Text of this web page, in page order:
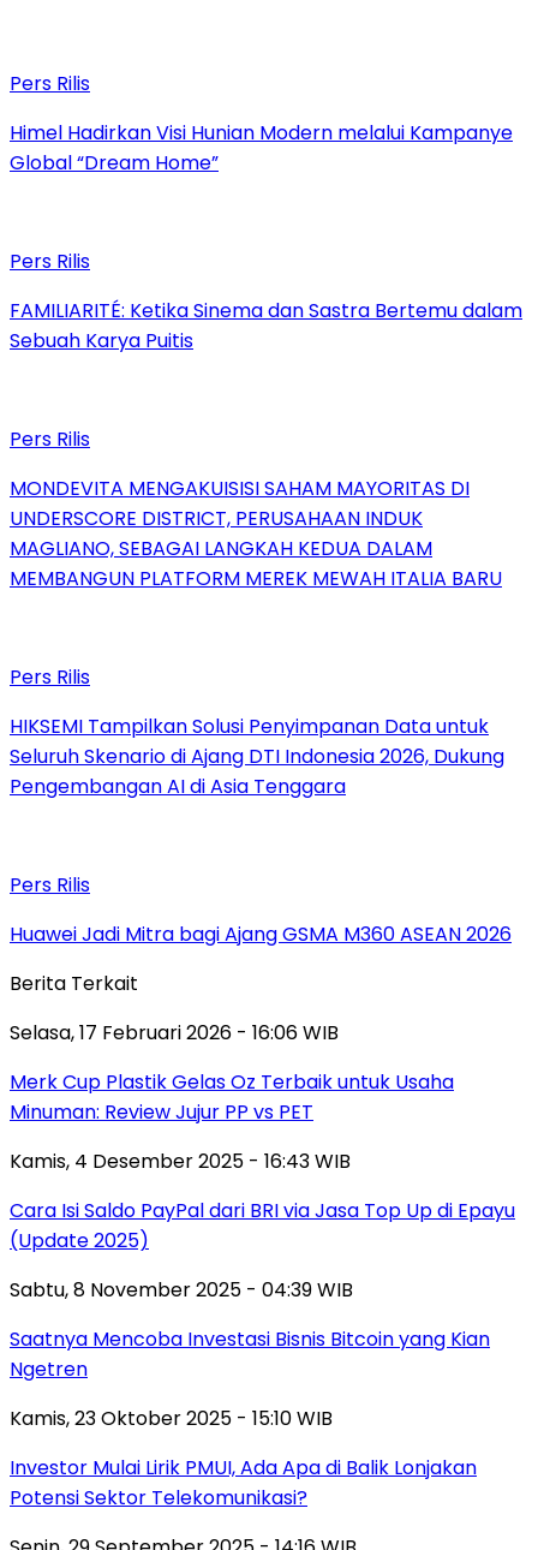
Pers Rilis
Himel Hadirkan Visi Hunian Modern melalui Kampanye
Global “Dream Home”
Pers Rilis
FAMILIARITÉ: Ketika Sinema dan Sastra Bertemu dalam
Sebuah Karya Puitis
Pers Rilis
MONDEVITA MENGAKUISISI SAHAM MAYORITAS DI
UNDERSCORE DISTRICT, PERUSAHAAN INDUK
MAGLIANO, SEBAGAI LANGKAH KEDUA DALAM
MEMBANGUN PLATFORM MEREK MEWAH ITALIA BARU
Pers Rilis
HIKSEMI Tampilkan Solusi Penyimpanan Data untuk
Seluruh Skenario di Ajang DTI Indonesia 2026, Dukung
Pengembangan AI di Asia Tenggara
Pers Rilis
Huawei Jadi Mitra bagi Ajang GSMA M360 ASEAN 2026
Berita Terkait
Selasa, 17 Februari 2026 - 16:06 WIB
Merk Cup Plastik Gelas Oz Terbaik untuk Usaha
Minuman: Review Jujur PP vs PET
Kamis, 4 Desember 2025 - 16:43 WIB
Cara Isi Saldo PayPal dari BRI via Jasa Top Up di Epayu
(Update 2025)
Sabtu, 8 November 2025 - 04:39 WIB
Saatnya Mencoba Investasi Bisnis Bitcoin yang Kian
Ngetren
Kamis, 23 Oktober 2025 - 15:10 WIB
Investor Mulai Lirik PMUI, Ada Apa di Balik Lonjakan
Potensi Sektor Telekomunikasi?